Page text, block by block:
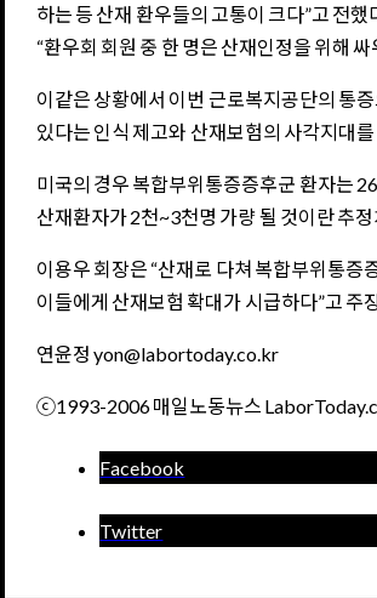
하는 등 산재 환우들의 고통이 크다”고 전
“환우회 회원 중 한 명은 산재인정을 위해
이같은 상황에서 이번 근로복지공단의 통
있다는 인식 제고와 산재보험의 사각지대
미국의 경우 복합부위통증증후군 환자는
산재환자가 2천~3천명 가량 될 것이란 추
이용우 회장은 “산재로 다쳐 복합부위통증
이들에게 산재보험 확대가 시급하다”고 주
연윤정 yon@labortoday.co.kr
ⓒ1993-2006 매일노동뉴스
Facebook
Twitter